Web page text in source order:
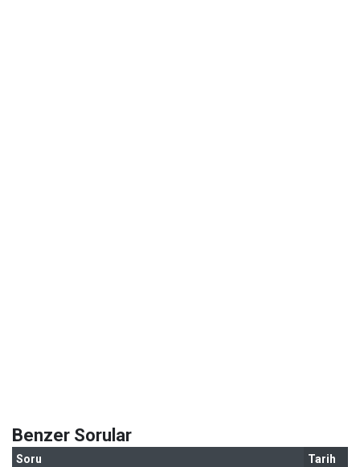
Benzer Sorular
Soru Tarih